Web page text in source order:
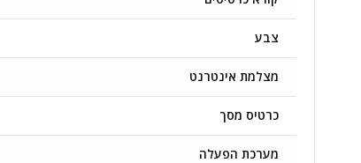
צבע
מצלמת אינטרנט
כרטיס מסך
מערכת הפעלה